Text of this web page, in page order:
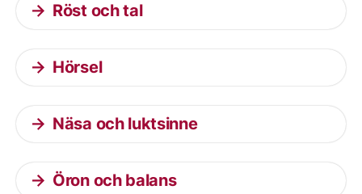
Röst och tal
Hörsel
Näsa och luktsinne
Öron och balans